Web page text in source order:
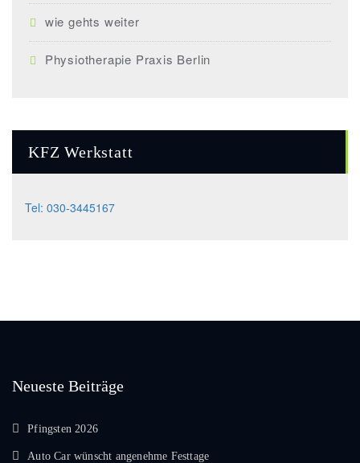
wie gehts weiter
Physiotherapie Praxis Berlin
KFZ Werkstatt
Tel: 030-3445167
Neueste Beiträge
Pfingsten 2026
Auto Car wünscht angenehme Festtage